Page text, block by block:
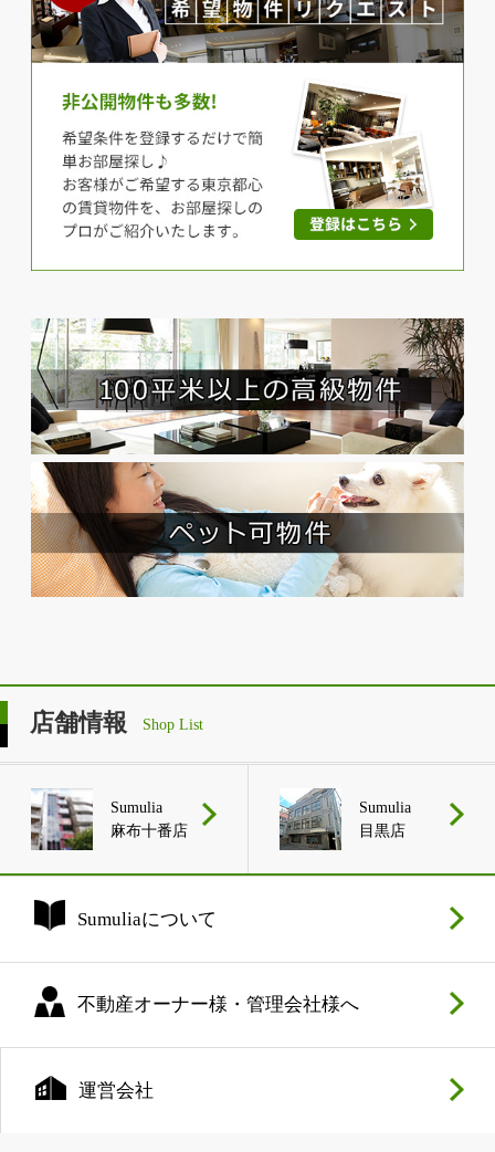
店舗情報 Shop List
Sumulia
麻布十番店
Sumulia
目黒店
Sumuliaについて
不動産オーナー様・管理会社様へ
運営会社